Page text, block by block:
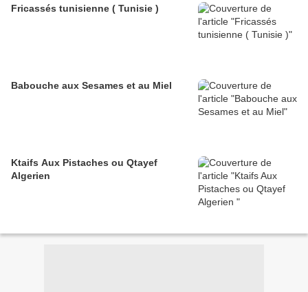
Fricassés tunisienne ( Tunisie )
Babouche aux Sesames et au Miel
Ktaifs Aux Pistaches ou Qtayef
Algerien